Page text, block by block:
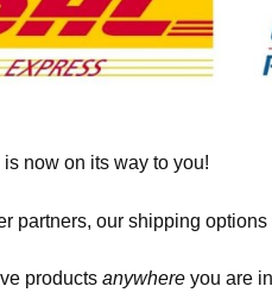
now on its way to you!
our shipping
products anywhere you are